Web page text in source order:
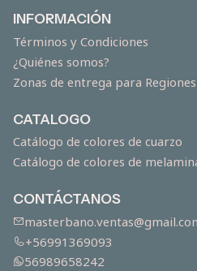
INFORMACIÓN
Términos y Condiciones
¿Quiénes somos?
Zonas de entrega para Regiones
CATALOGO
Catálogo de colores de cuarzo
Catálogo de colores de
CONTÁCTANOS
+56991369093
56989658242